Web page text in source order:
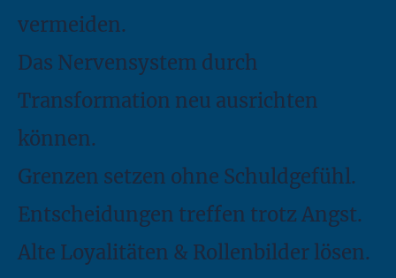
vermeiden.
Das Nervensystem durch
Transformation neu ausrichten
können.
Grenzen setzen ohne Schuldgefühl.
Entscheidungen treffen trotz Angst.
Alte Loyalitäten & Rollenbilder lösen.